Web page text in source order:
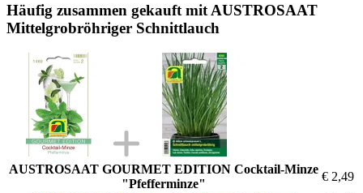
Häufig zusammen gekauft mit AUSTROSAAT
Mittelgrobröhriger Schnittlauch
AUSTROSAAT GOURMET EDITION Cocktail-Minze
"Pfefferminze"
€ 2,49